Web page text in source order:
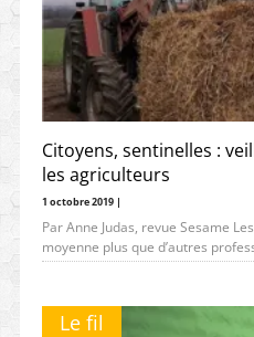
Citoyens, sentinelles :
les agriculteurs
1 octobre 2019 |
Par Anne Judas, revue Sesame
moyenne plus que d’autres
lance
Le fil